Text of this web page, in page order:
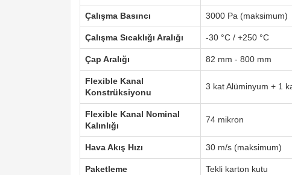
Çalışma Basıncı 3000 Pa (maksimum)
Çalışma Sıcaklığı Aralığı -30 °C / +250 °C
Çap Aralığı 82 mm - 800 mm
Flexible Kanal
Konstrüksiyonu
3 kat Alüminyum + 1
Flexible Kanal Nominal
Kalınlığı
74 mikron
Hava Akış Hızı 30 m/s (maksimum)
Paketleme Tekli karton kutu